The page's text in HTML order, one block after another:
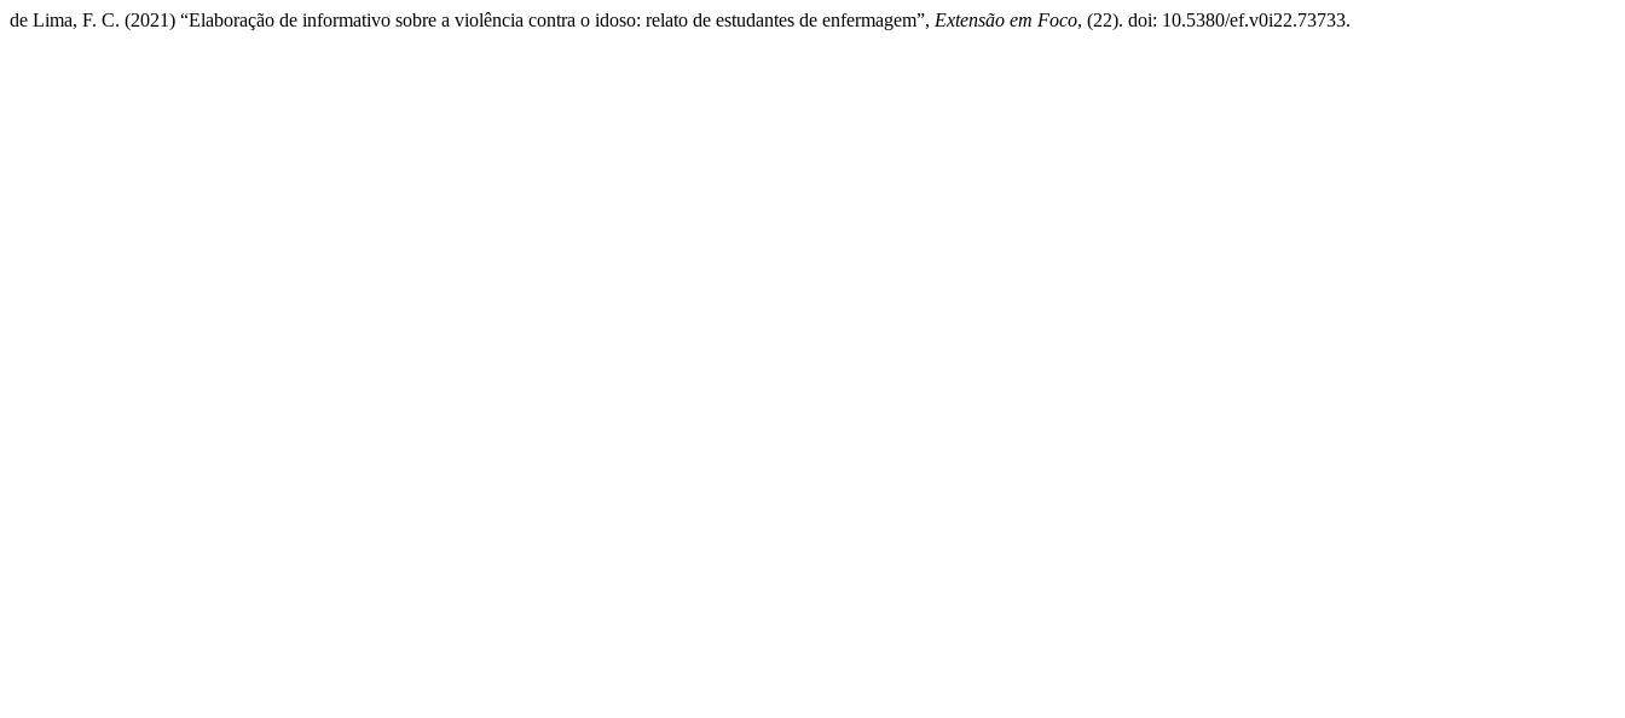
de Lima, F. C. (2021) “Elaboração de informativo sobre a violência contra o idoso: relato de estudantes de enfermagem”, Extensão em Foco, (22). doi: 10.5380/ef.v0i22.73733.